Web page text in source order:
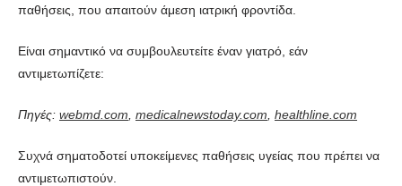
παθήσεις, που απαιτούν άμεση ιατρική φροντίδα.
Είναι σημαντικό να συμβουλευτείτε έναν γιατρό, εάν
αντιμετωπίζετε:
Πηγές: webmd.com medicalnewstoday.com healthline.com
Συχνά σηματοδοτεί υποκείμενες παθήσεις υγείας που πρέπει να
αντιμετωπιστούν.